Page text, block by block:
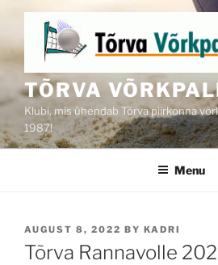
content
TÕRVA
Klubi, mis ühendab Tõrva piirkonna
1987!
Menu
POSTED
ON
AUGUST 8, 2022 BY KADRI
Tõrva Rannavolle